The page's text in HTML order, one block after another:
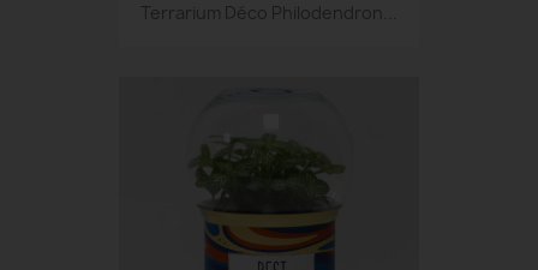
Terrarium Déco Philodendron...